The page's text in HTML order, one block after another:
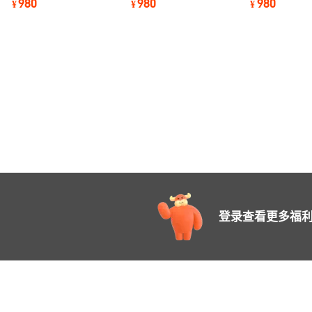
排水泵
¥
抽水机
¥
工防汛水泵
¥
登录查看更多福